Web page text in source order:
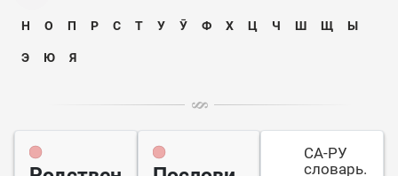
Н О П Р С Т У Ӯ Ф Х Ц Ч Ш Щ Ы
Э Ю Я
СА-РУ
словарь.